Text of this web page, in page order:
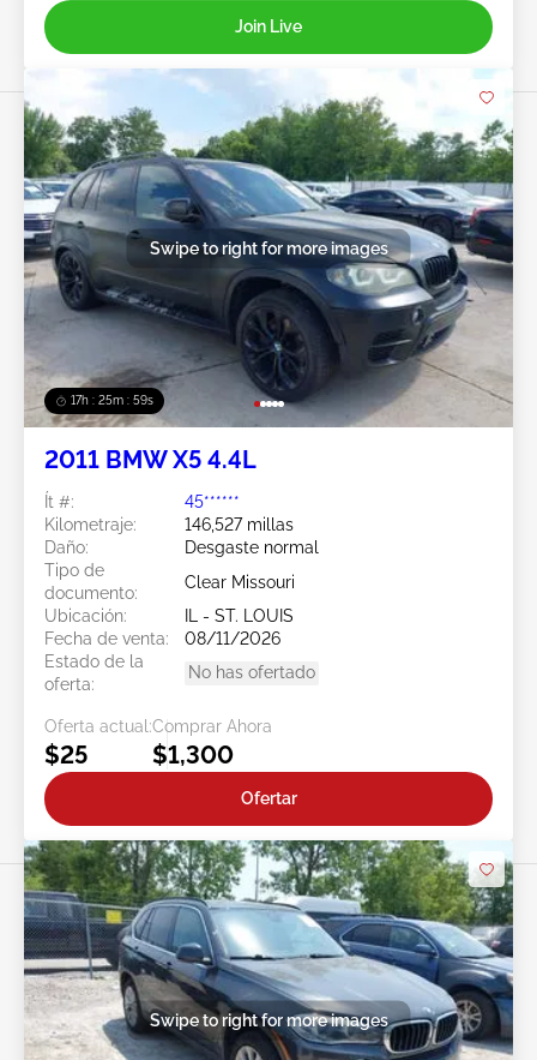
Join Live
17h : 25m : 56s
Swipe to right for more images
2011 BMW X5 4.4L
Ít #:
45******
Kilometraje:
146,527 millas
Daño:
Desgaste normal
Tipo de
documento:
Clear Missouri
Ubicación:
IL - ST. LOUIS
Fecha de venta:
08/11/2026
Estado de la
oferta:
No has ofertado
Oferta actual:
$25
Comprar Ahora
$1,300
Ofertar
Swipe to right for more images